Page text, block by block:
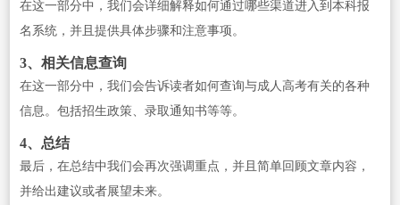
在这一部分中，我们会详细解释如何通过哪些渠道进入到本科报
名系统，并且提供具体步骤和注意事项。
3、相关信息查询
在这一部分中，我们会告诉读者如何查询与成人高考有关的各种
信息。包括招生政策、录取通知书等等。
4、总结
最后，在总结中我们会再次强调重点，并且简单回顾文章内容，
并给出建议或者展望未来。